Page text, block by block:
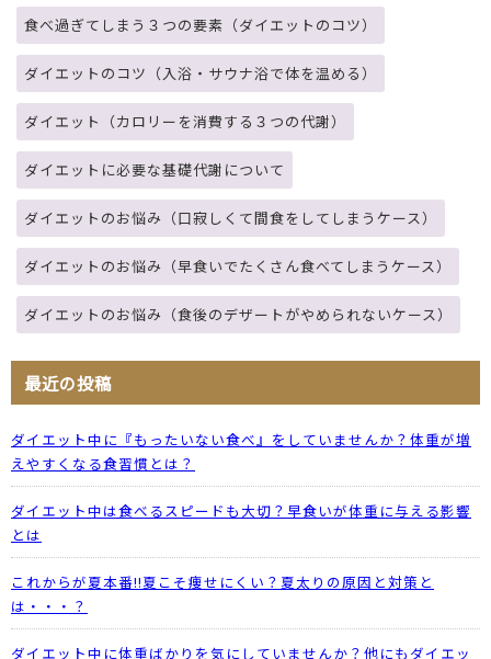
食べ過ぎてしまう３つの要素（ダイエットのコツ）
ダイエットのコツ（入浴・サウナ浴で体を温める）
ダイエット（カロリーを消費する３つの代謝）
ダイエットに必要な基礎代謝について
ダイエットのお悩み（口寂しくて間食をしてしまうケース）
ダイエットのお悩み（早食いでたくさん食べてしまうケース）
ダイエットのお悩み（食後のデザートがやめられないケース）
最近の投稿
ダイエット中に『もったいない食べ』をしていませんか？体重が増
えやすくなる食習慣とは？
ダイエット中は食べるスピードも大切？早食いが体重に与える影響
とは
これからが夏本番!!夏こそ痩せにくい？夏太りの原因と対策と
は・・・？
ダイエット中に体重ばかりを気にしていませんか？他にもダイエッ